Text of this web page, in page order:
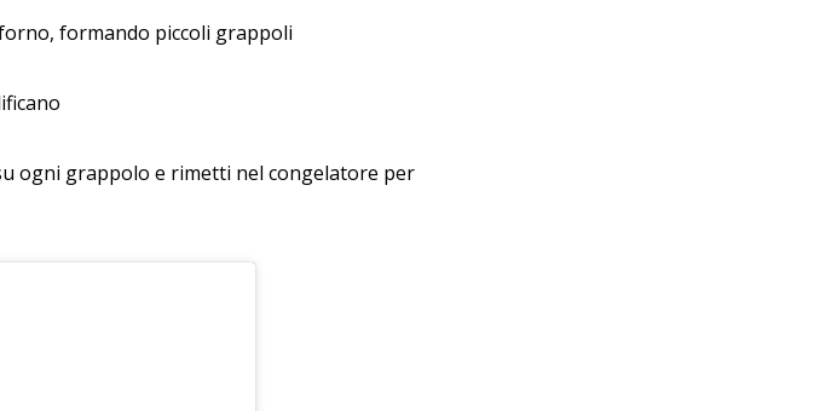
formando piccoli grappoli
ogni grappolo e rimetti nel congelatore per